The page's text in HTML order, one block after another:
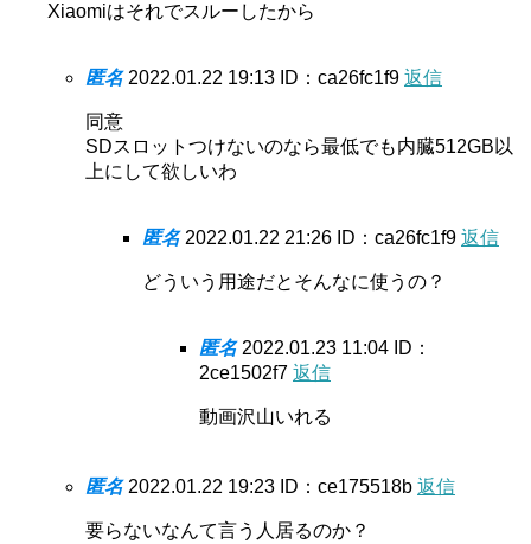
Xiaomiはそれでスルーしたから
匿名 2022.01.22 19:13 ID：ca26fc1f9 返信
同意
SDスロットつけないのなら最低でも内臓512GB以
上にして欲しいわ
匿名 2022.01.22 21:26 ID：ca26fc1f9 返信
どういう用途だとそんなに使うの？
匿名 2022.01.23 11:04 ID：
2ce1502f7 返信
動画沢山いれる
匿名 2022.01.22 19:23 ID：ce175518b 返信
要らないなんて言う人居るのか？